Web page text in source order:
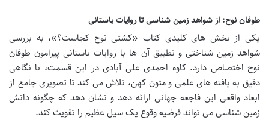
طوفان نوح: از شواهد زمین شناسی تا روایات باستانی
یکی از بخش های کلیدی کتاب «کشتی نوح کجاست؟»، به بررسی
شواهد زمین شناختی و تطبیق آن ها با روایات باستانی پیرامون طوفان
نوح اختصاص دارد. کاوه احمدی علی آبادی در این قسمت، با نگاهی
دقیق به یافته های علمی و متون کهن، تلاش می کند تا تصویری جامع از
ابعاد واقعی این فاجعه جهانی ارائه دهد و نشان دهد که چگونه دانش
زمین شناسی می تواند فرضیه وقوع یک سیل عظیم را تقویت کند.